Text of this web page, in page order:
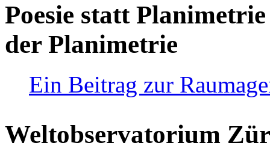
Poesie statt
der Planimetrie
Ein Beitrag zur
Weltobservatorium